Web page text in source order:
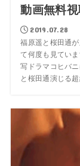
動画無料
2019.07.28
福原遥と桜田通
て何度も見てい
写ドラマコヒバ
と桜田通演じる